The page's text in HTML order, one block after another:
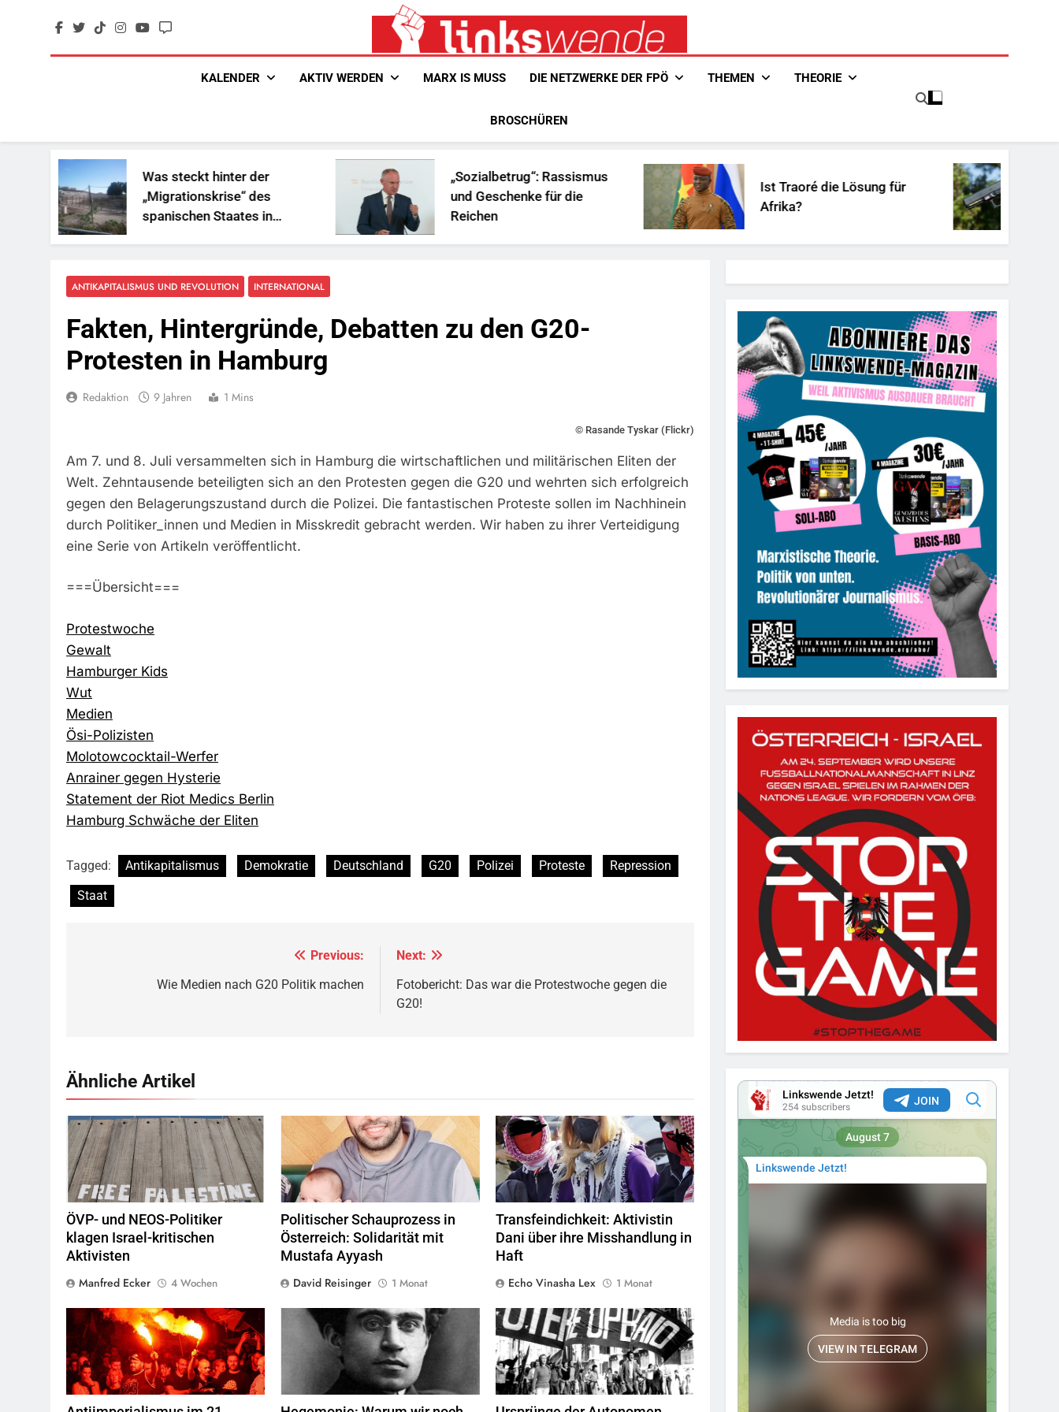
Linkswende Jetzt!
KALENDER AKTIV WERDEN MARX IS MUSS DIE NETZWERKE DER FPÖ THEMEN THEORIE
BROSCHÜREN
Was steckt hinter der
„Migrationskrise“ des
spanischen Staates in
Nordafrika?
„Sozialbetrug“: Rassismus
und Geschenke für die
Reichen
Ist Traoré die Lösung für
Afrika?
ANTIKAPITALISMUS UND REVOLUTION INTERNATIONAL
Fakten, Hintergründe, Debatten zu den G20-
Protesten in Hamburg
Redaktion 9 Jahren 1 Mins
© Rasande Tyskar (Flickr)
Am 7. und 8. Juli versammelten sich in Hamburg die wirtschaftlichen und militärischen Eliten der
Welt. Zehntausende beteiligten sich an den Protesten gegen die G20 und wehrten sich erfolgreich
gegen den Belagerungszustand durch die Polizei. Die fantastischen Proteste sollen im Nachhinein
durch Politiker_innen und Medien in Misskredit gebracht werden. Wir haben zu ihrer Verteidigung
eine Serie von Artikeln veröffentlicht.
===Übersicht===
Protestwoche
Gewalt
Hamburger Kids
Wut
Medien
Ösi-Polizisten
Molotowcocktail-Werfer
Anrainer gegen Hysterie
Statement der Riot Medics Berlin
Hamburg Schwäche der Eliten
Tagged: Antikapitalismus Demokratie Deutschland G20 Polizei Proteste
Repression
Staat
Previous:
Wie Medien nach G20 Politik machen
Next:
Fotobericht: Das war die Protestwoche gegen die
G20!
Ähnliche Artikel
Montecruz Foto flickr, Quelle©CC BY-SA
2.0
ÖVP- und NEOS-Politiker
klagen Israel-kritischen
Aktivisten
Manfred Ecker
4 Wochen
© Twitter Mustafa ayyash
Politischer Schauprozess in
Österreich: Solidarität mit
Mustafa Ayyash
David Reisinger
1 Monat
© privat alle Rechte vorbehalten
Transfeindichkeit: Aktivistin
Dani über ihre Misshandlung in
Haft
Echo Vinasha Lex
1 Monat
Hafenarbeiter blockieren
Waffenlieferungen in Piräus, Griechenland
Antonio Gramsci © Public Domain Demonstration von Potereoperaio,Quelle©
Public Domain